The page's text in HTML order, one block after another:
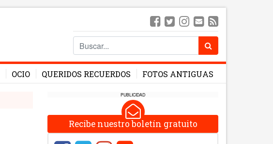
OCIO QUERIDOS RECUERDOS FOTOS ANTIGUAS
PUBLICIDAD
Recibe nuestro boletín gratuito